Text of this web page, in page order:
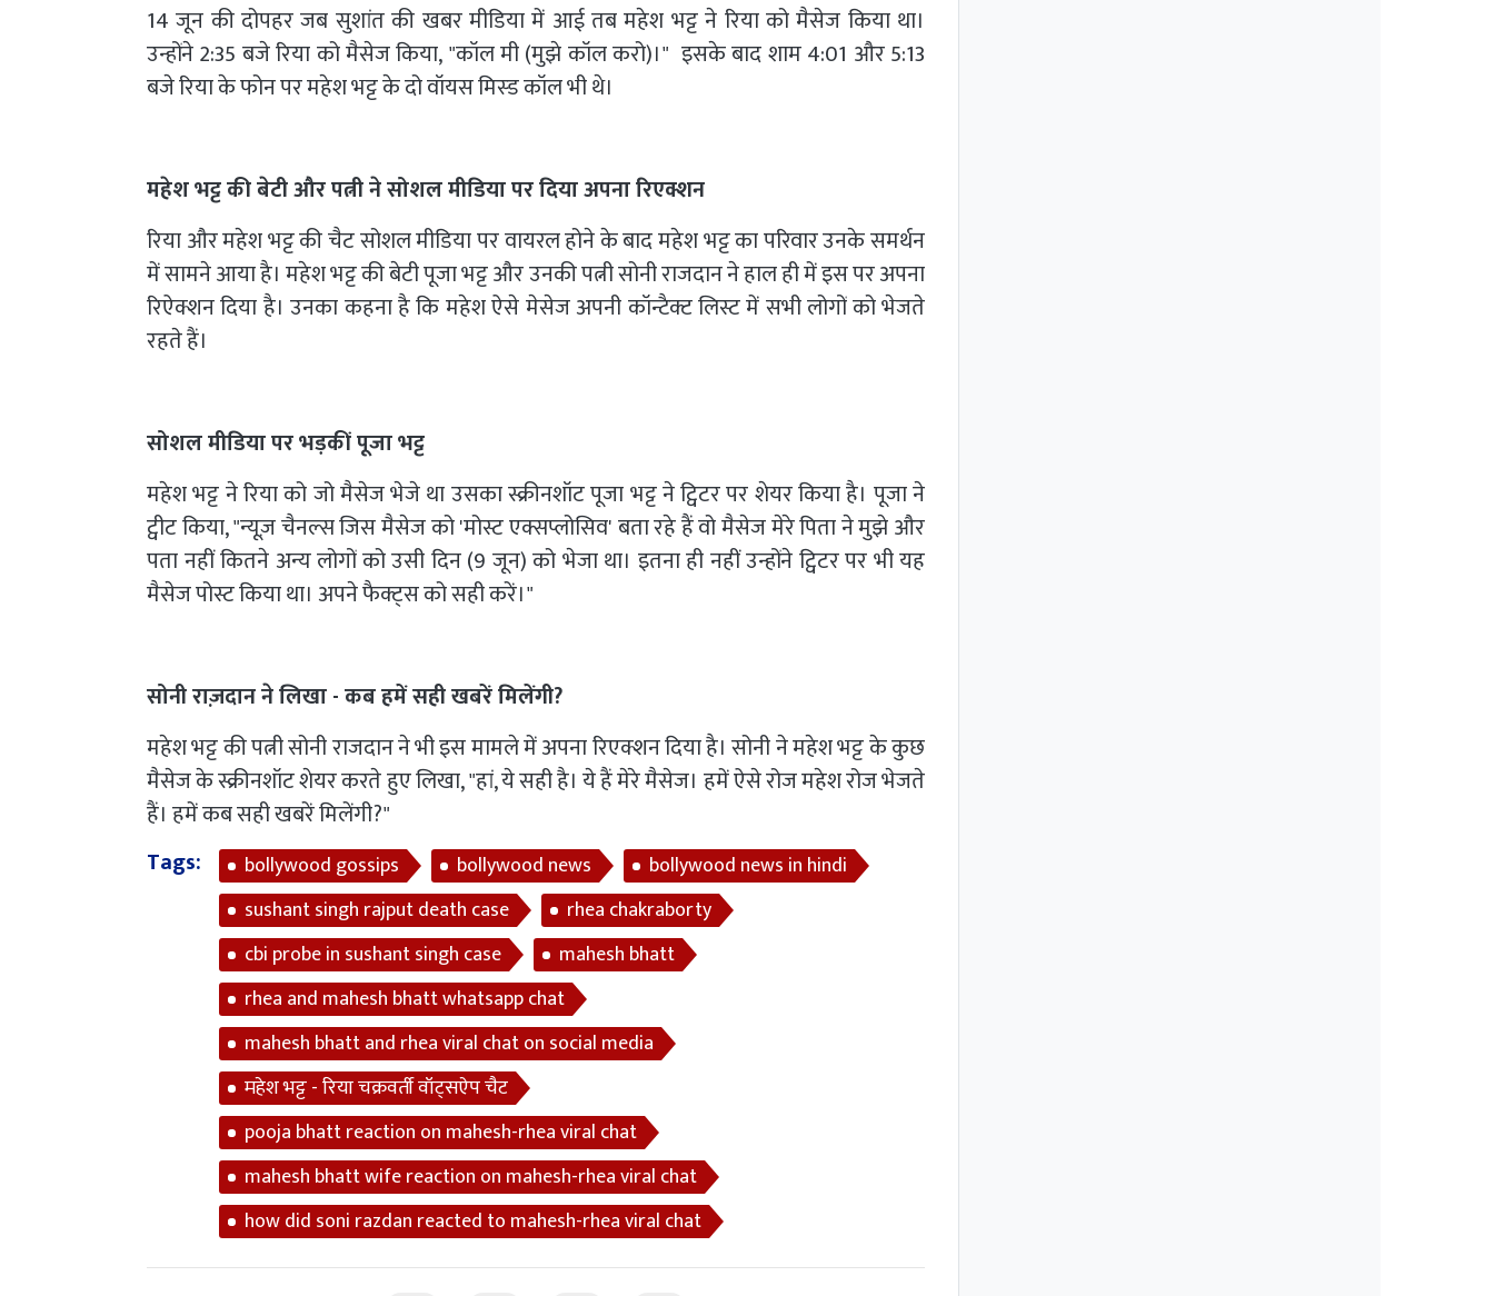
14 जून की दोपहर जब सुशांत की खबर मीडिया में आई तब महेश भट्ट ने रिया को मैसेज किया था।
उन्होंने 2:35 बजे रिया को मैसेज किया, "कॉल मी (मुझे कॉल करो)।" इसके बाद शाम 4:01 और 5:13
बजे रिया के फोन पर महेश भट्ट के दो वॉयस मिस्ड कॉल भी थे।
महेश भट्ट की बेटी और पत्नी ने सोशल मीडिया पर दिया अपना रिएक्शन
रिया और महेश भट्ट की चैट सोशल मीडिया पर वायरल होने के बाद महेश भट्ट का परिवार उनके समर्थन
में सामने आया है। महेश भट्ट की बेटी पूजा भट्ट और उनकी पत्नी सोनी राजदान ने हाल ही में इस पर अपना
रिऐक्शन दिया है। उनका कहना है कि महेश ऐसे मेसेज अपनी कॉन्टैक्ट लिस्ट में सभी लोगों को भेजते
रहते हैं।
सोशल मीडिया पर भड़कीं पूजा भट्ट
महेश भट्ट ने रिया को जो मैसेज भेजे था उसका स्क्रीनशॉट पूजा भट्ट ने ट्विटर पर शेयर किया है। पूजा ने
ट्वीट किया, "न्यूज़ चैनल्स जिस मैसेज को 'मोस्ट एक्सप्लोसिव' बता रहे हैं वो मैसेज मेरे पिता ने मुझे और
पता नहीं कितने अन्य लोगों को उसी दिन (9 जून) को भेजा था। इतना ही नहीं उन्होंने ट्विटर पर भी यह
मैसेज पोस्ट किया था। अपने फैक्ट्स को सही करें।"
सोनी राज़दान ने लिखा - कब हमें सही खबरें मिलेंगी?
महेश भट्ट की पत्नी सोनी राजदान ने भी इस मामले में अपना रिएक्शन दिया है। सोनी ने महेश भट्ट के कुछ
मैसेज के स्क्रीनशॉट शेयर करते हुए लिखा, "हां, ये सही है। ये हैं मेरे मैसेज। हमें ऐसे रोज महेश रोज भेजते
हैं। हमें कब सही खबरें मिलेंगी?"
Tags:
bollywood gossips bollywood news
bollywood news in hindi
sushant singh rajput death case
rhea chakraborty
cbi probe in sushant singh case
mahesh bhatt
rhea and mahesh bhatt whatsapp chat
mahesh bhatt and rhea viral chat on social media
महेश भट्ट - रिया चक्रवर्ती वॉट्सऐप चैट
pooja bhatt reaction on mahesh-rhea viral chat
mahesh bhatt wife reaction on mahesh-rhea viral chat
how did soni razdan reacted to mahesh-rhea viral chat